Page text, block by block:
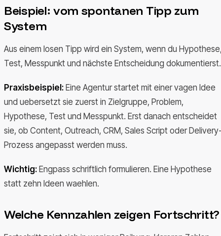
Beispiel: vom spontanen Tipp zum
System
Aus einem losen Tipp wird ein System, wenn du
Test, Messpunkt und nächste Entscheidung dokumentierst.
Praxisbeispiel: Eine Agentur startet mit einer vagen Idee
und uebersetzt sie zuerst in Zielgruppe, Problem,
Hypothese, Test und Messpunkt. Erst danach entscheidet
sie, ob Content, Outreach, CRM, Sales Script oder
Prozess angepasst werden muss.
Wichtig: Engpass schriftlich formulieren. Eine Hypothese
statt zehn Ideen waehlen.
Welche Kennzahlen zeigen Fortschritt?